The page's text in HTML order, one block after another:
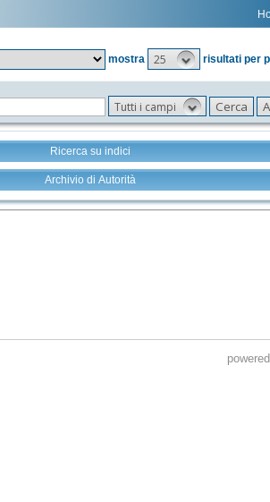
mostra
25 risultati per
Tutti i campi
Ricerca su indici
Archivio di Autorità